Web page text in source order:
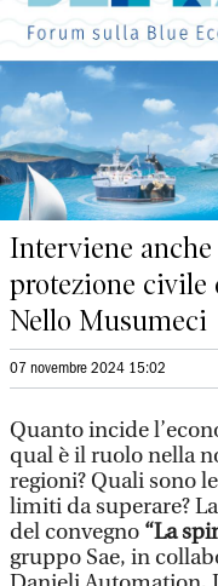
Interviene
protezione civile
Nello Musumeci
07 novembre 2024 15:02
Quanto incide
qual è il ruolo nella
regioni? Quali sono
limiti da superare?
del convegno “La
gruppo Sae, in